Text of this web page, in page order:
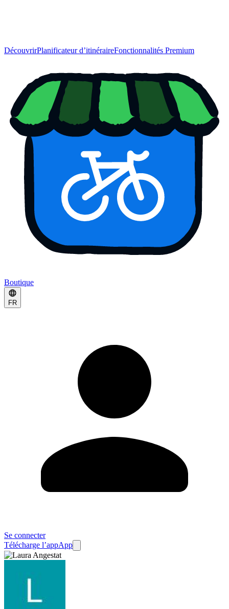
DécouvrirPlanificateur d’itinéraireFonctionnalités Premium
Boutique
FR
Se connecter
Télécharge l’appApp